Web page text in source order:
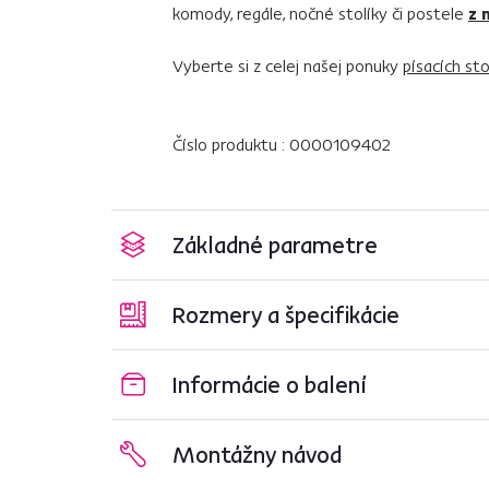
komody, regále, nočné stolíky či postele z
Vyberte si z celej našej ponuky písacích
Číslo produktu : 0000109402
Základné parametre
Rozmery a špecifikácie
Informácie o balení
Montážny návod